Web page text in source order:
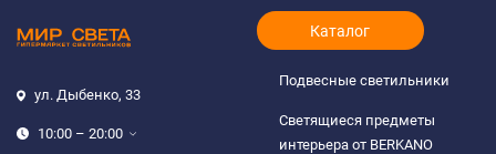
ул. Дыбенко, 33
10:00 – 20:00
Каталог
Подвесные светильники
Светящиеся предметы
интерьера от BERKANO